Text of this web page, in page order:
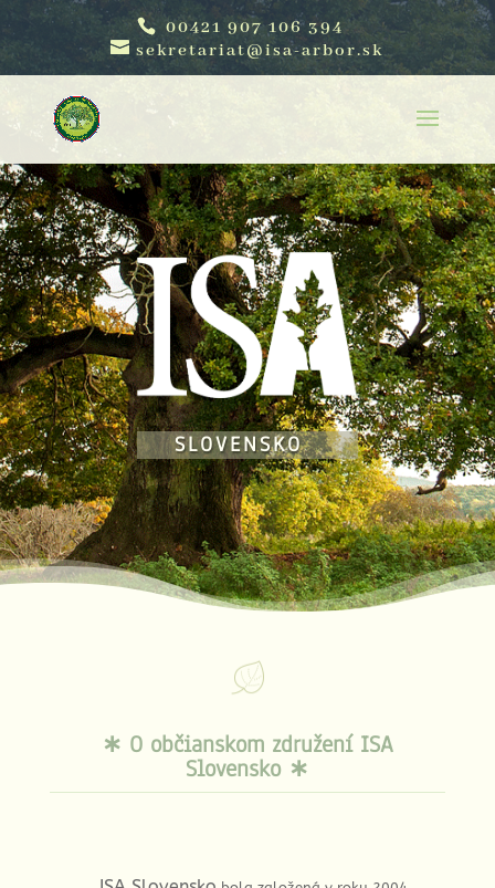
00421 907 106 394
sekretariat@isa-arbor.sk
SLOVENSKO
∗ O občianskom združení ISA
Slovensko ∗